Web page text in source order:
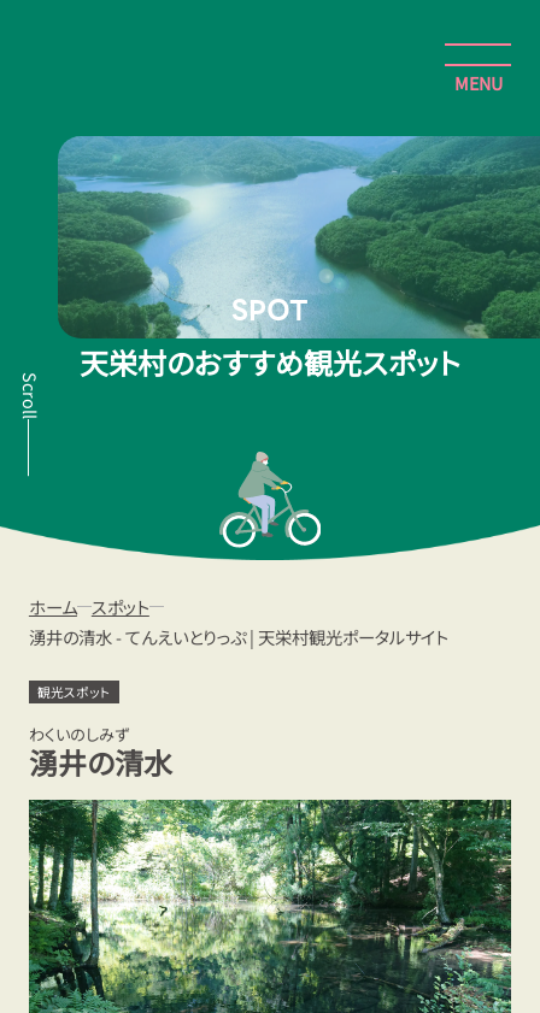
と
りっ
ぷ
|
栄
村
観
光
ト
ホーム
お知らせ・イベント・おすすめ・特集
おすすめスポット
安全性への取組み
MENU
SPOT
天栄村のおすすめ観光スポット
Scroll
ホーム スポット
湧井の清水 - てんえいとりっぷ | 天栄村観光ポータルサイト
観光スポット
わくいのしみず
湧井の清水